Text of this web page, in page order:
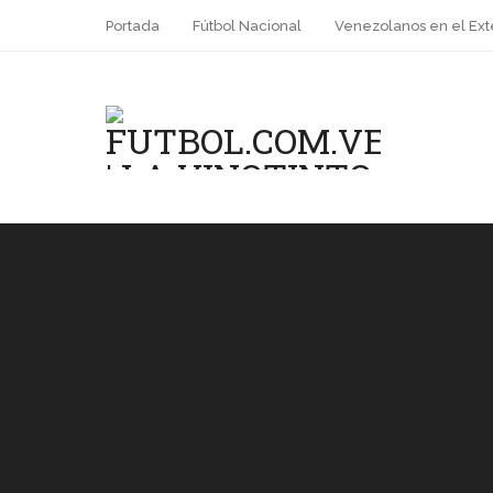
Portada Fútbol Nacional Venezolanos en el